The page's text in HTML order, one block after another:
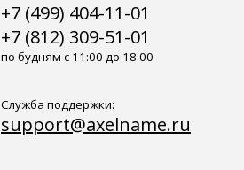
+7 (499) 404-11-01
+7 (812) 309-51-01
по будням с 11:00 до 18:00
Служба поддержки:
support@axelname.ru